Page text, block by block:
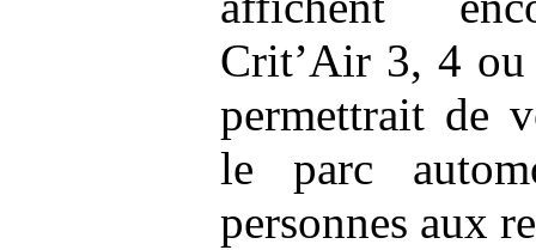
Crit’Air 3, 4
permettrait de
le parc
personnes aux